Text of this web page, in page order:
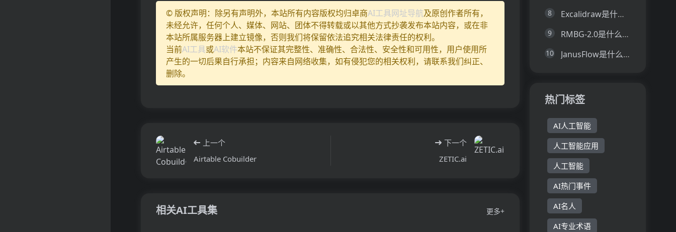
© 版权声明：除另有声明外，本站所有内容版权均归卓商AI工具网址导航及原创作者所有，
未经允许，任何个人、媒体、网站、团体不得转载或以其他方式抄袭发布本站内容，或在非
本站所属服务器上建立镜像，否则我们将保留依法追究相关法律责任的权利。
当前AI工具或AI软件本站不保证其完整性、准确性、合法性、安全性和可用性，用户使用所
产生的一切后果自行承担；内容来自网络收集，如有侵犯您的相关权利，请联系我们纠正、
删除。
上一个
Airtable Cobuilder
下一个
ZETIC.ai
相关AI工具集 更多+
8 Excalidraw是什么？一文让你看懂Excalidraw的技术原理、主要功能、应用场景
9 RMBG-2.0是什么？一文让你看懂RMBG-2.0的技术原理、主要功能、应用场景
10 JanusFlow是什么？一文让你看懂JanusFlow的技术原理、主要功能、应用场景
热门标签
AI人工智能
人工智能应用
人工智能
AI热门事件
AI名人
AI专业术语